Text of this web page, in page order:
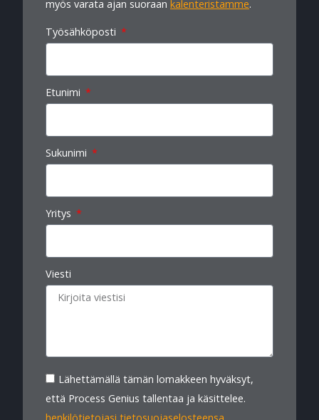
myös varata ajan suoraan kalenteristamme.
Työsähköposti
Etunimi
Sukunimi
Yritys
Viesti
Lähettämällä tämän lomakkeen hyväksyt,
että Process Genius tallentaa ja käsittelee.